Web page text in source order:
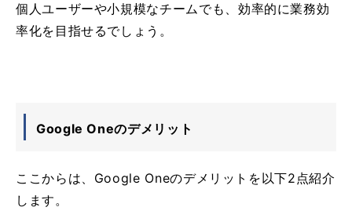
個人ユーザーや小規模なチームでも、効率的に業務効
率化を目指せるでしょう。
Google Oneのデメリット
ここからは、Google Oneのデメリットを以下2点紹介
します。